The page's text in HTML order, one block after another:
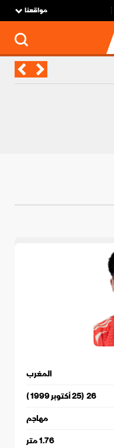
مواقعنا
المغرب
26
(25 أكتوبر 1999 )
مهاجم
1.76متر